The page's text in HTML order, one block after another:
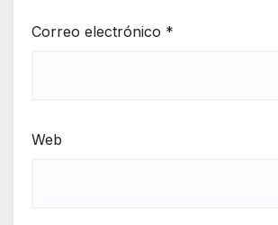
Correo electrónico *
Web